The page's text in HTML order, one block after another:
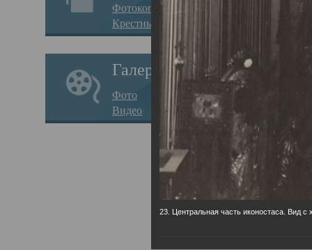
Фотокопии дел
Крестные ходы
Галерея
Фото
Видео
23. Центральная часть иконостаса. Вид с